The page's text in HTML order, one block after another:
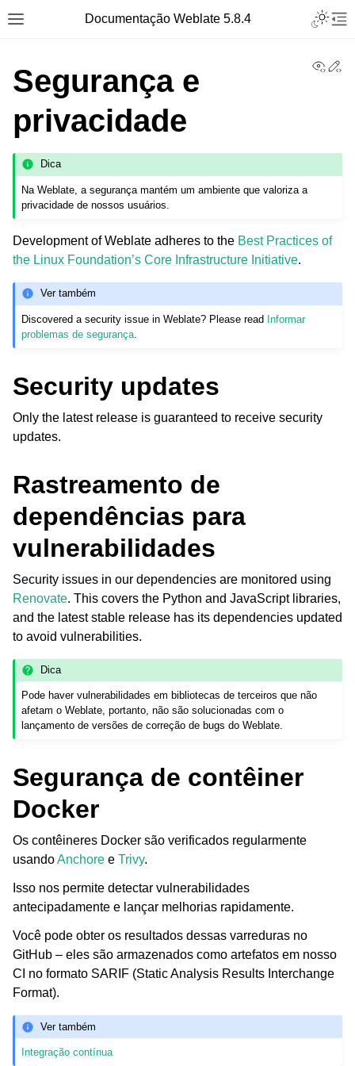
Toggle site navigation sidebar
Documentação Weblate 5.8.4 Toggle
navigation of Formatos de arquivos suportados
navigation of Instruções de configuração
Segurança e
privacidade
Dica
Na Weblate, a segurança mantém um ambiente que valoriza a
privacidade de nossos usuários.
Development of Weblate adheres to the Best Practices of
the Linux Foundation’s Core Infrastructure Initiative.
Ver também
Discovered a security issue in Weblate? Please read Informar
problemas de segurança
Security updates
Only the latest release is guaranteed to receive security
updates.
Rastreamento de
dependências para
vulnerabilidades
Security issues in our dependencies are monitored using
Renovate. This covers the Python and JavaScript libraries,
and the latest stable release has its dependencies updated
to avoid vulnerabilities.
Dica
Pode haver vulnerabilidades em bibliotecas de terceiros que não
afetam o Weblate, portanto, não são solucionadas com o
lançamento de versões de correção de bugs do Weblate.
Segurança de contêiner
Docker
Os contêineres Docker são verificados regularmente
usandoAnchore e Trivy.
Isso nos permite detectar vulnerabilidades
antecipadamente e lançar melhorias rapidamente.
Você pode obter os resultados dessas varreduras no
GitHub – eles são armazenados como artefatos em nosso
CI no formato SARIF (Static Analysis Results Interchange
Format).
Ver também
Integração contínua